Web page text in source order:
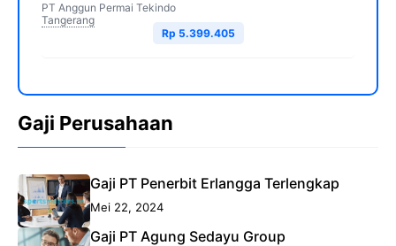
PT Anggun Permai Tekindo
Tangerang
Rp 5.399.405
Gaji Perusahaan
Gaji PT Penerbit Erlangga Terlengkap
Mei 22, 2024
Gaji PT Agung Sedayu Group